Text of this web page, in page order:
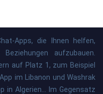
Apps, die Ihnen helfen,
aufzubauen.
auf Platz 1, zum Beispiel
im Libanon und Washrak
in Algerien... Im Gegensatz